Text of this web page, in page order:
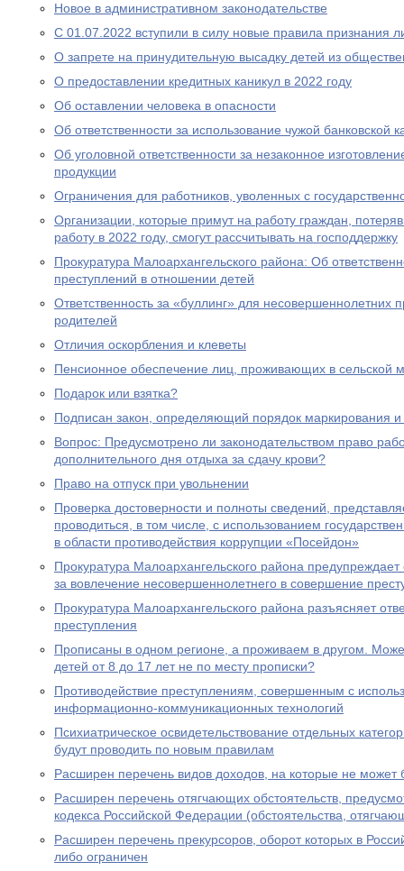
Новое в административном законодательстве
С 01.07.2022 вступили в силу новые правила признания
О запрете на принудительную высадку детей из
О предоставлении кредитных каникул в 2022 году
Об оставлении человека в опасности
Об ответственности за использование чужой банковской
Об уголовной ответственности за незаконное
продукции
Ограничения для работников, уволенных с
Организации, которые примут на работу граждан,
работу в 2022 году, смогут рассчитывать на господдержку
Прокуратура Малоархангельского района: Об
преступлений в отношении детей
Ответственность за «буллинг» для несовершеннолетних
родителей
Отличия оскорбления и клеветы
Пенсионное обеспечение лиц, проживающих в сельской
Подарок или взятка?
Подписан закон, определяющий порядок маркирования и
Вопрос: Предусмотрено ли законодательством право
дополнительного дня отдыха за сдачу крови?
Право на отпуск при увольнении
Проверка достоверности и полноты сведений,
проводиться, в том числе, с использованием
в области противодействия коррупции «Посейдон»
Прокуратура Малоархангельского района предупреждает
за вовлечение несовершеннолетнего в совершение
Прокуратура Малоархангельского района разъясняет
преступления
Прописаны в одном регионе, а проживаем в другом.
детей от 8 до 17 лет не по месту прописки?
Противодействие преступлениям, совершенным с
информационно-коммуникационных технологий
Психиатрическое освидетельствование отдельных
будут проводить по новым правилам
Расширен перечень видов доходов, на которые не может
Расширен перечень отягчающих обстоятельств,
кодекса Российской Федерации (обстоятельства,
Расширен перечень прекурсоров, оборот которых в
либо ограничен